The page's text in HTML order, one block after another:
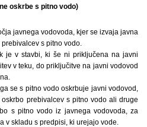
oskrbe s pitno vodo)
javnega vodovoda, kjer se izvaja javna
s pitno vodo.
je v stavbi, ki še ni priključena na javni
v teku, do priključitve na javni vodovod
se s pitno vodo oskrbuje javni vodovod,
prebivalcev s pitno vodo ali druge
s pitno vodo iz javnega vodovoda, za
v skladu s predpisi, ki urejajo vode.